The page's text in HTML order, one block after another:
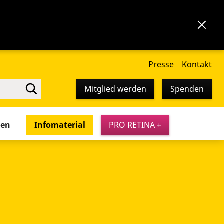
Presse Kontakt
Mitglied werden Spenden
Infomaterial PRO RETINA +